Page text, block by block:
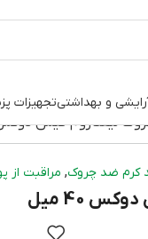
و بهداشتیتجهیزات
لیفتازوم فیس دوکس 40
کرم ضد چروک, مراقبت از
40 میل